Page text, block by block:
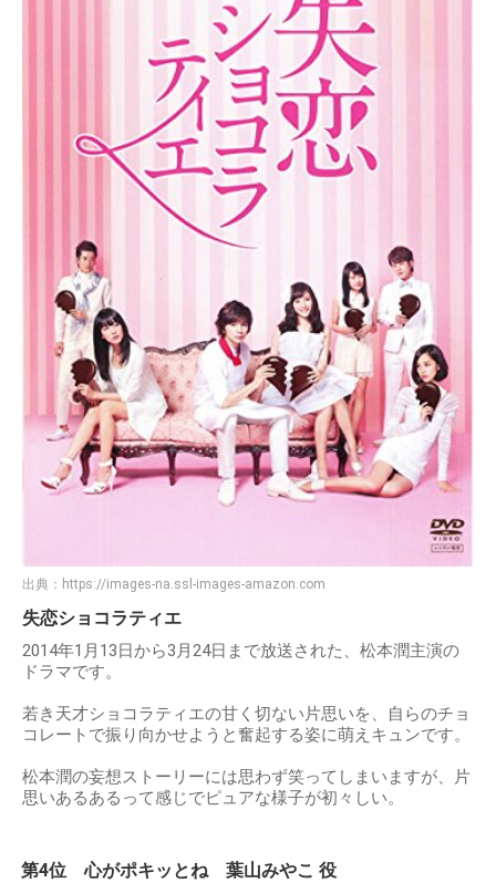
出典： https://images-na.ssl-images-amazon.com
失恋ショコラティエ
2014年1月13日から3月24日まで放送された、松本潤主演の
ドラマです。
若き天才ショコラティエの甘く切ない片思いを、自らのチョ
コレートで振り向かせようと奮起する姿に萌えキュンです。
松本潤の妄想ストーリーには思わず笑ってしまいますが、片
思いあるあるって感じでピュアな様子が初々しい。
第4位 心がポキッとね 葉山みやこ 役